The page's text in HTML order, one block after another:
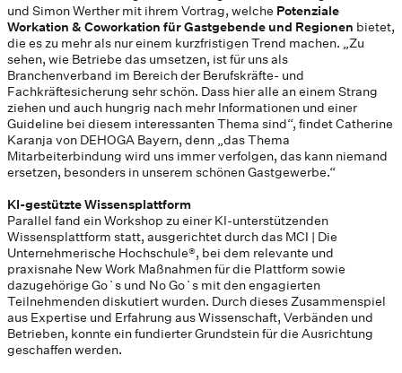
und Simon Werther mit ihrem Vortrag, welche Potenziale
Workation & Coworkation für Gastgebende und Regionen bietet,
die es zu mehr als nur einem kurzfristigen Trend machen. „Zu
sehen, wie Betriebe das umsetzen, ist für uns als
Branchenverband im Bereich der Berufskräfte- und
Fachkräftesicherung sehr schön. Dass hier alle an einem Strang
ziehen und auch hungrig nach mehr Informationen und einer
Guideline bei diesem interessanten Thema sind“, findet Catherine
Karanja von DEHOGA Bayern, denn „das Thema
Mitarbeiterbindung wird uns immer verfolgen, das kann niemand
ersetzen, besonders in unserem schönen Gastgewerbe.“
KI-gestützte Wissensplattform
Parallel fand ein Workshop zu einer KI-unterstützenden
Wissensplattform statt, ausgerichtet durch das MCI | Die
Unternehmerische Hochschule®, bei dem relevante und
praxisnahe New Work Maßnahmen für die Plattform sowie
dazugehörige Go`s und No Go`s mit den engagierten
Teilnehmenden diskutiert wurden. Durch dieses Zusammenspiel
aus Expertise und Erfahrung aus Wissenschaft, Verbänden und
Betrieben, konnte ein fundierter Grundstein für die Ausrichtung
geschaffen werden.